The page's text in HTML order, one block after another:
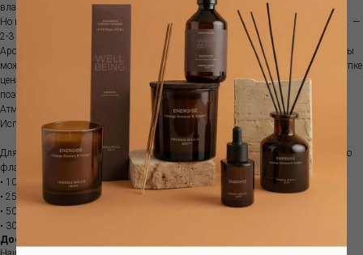
влажности и места размещения диффузора.
Но в среднем объема100 мл хватит примерно на 1-1.5 месяца; объема 250 мл. —
2-3 месяца, а емкости 500 мл. — обычно 3-5 месяцев.
Аромат поставляется с бамбуковыми палочками. Если аромат закончился, вы
можете приобрести рефилл. Это более выгодно, так как при изначальной покупке
цена стеклянной емкости составляет почти половину стоимости диффузора,
поэтому покупка рефилла позволяет экономить.
Атмосферный аромат наполняет пространство особым благоуханием .
Используйте вместе с диффузором для усиления выбранного аромата.
Для отличного распространения аромата мы рекомендуем один или несколько
флаконов:
• 100мл для комнаты < 5 кв.м.
• 250мл для помещения площадью от 5 до 10 кв.м.
• 500мл для помещения площадью от 10 до 20 кв.м.
• 3000мл для комнаты от 20 до 50 кв.м.
Доставка